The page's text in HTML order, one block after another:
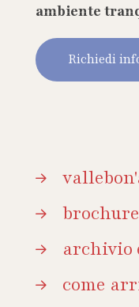
ambiente
Richiedi
brochure
archivio
come